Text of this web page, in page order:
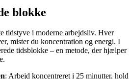
blokke
tidstyve i moderne arbejdsliv. Hver
mister du koncentration og energi. I
tidsblokke – en metode, der hjælper
: Arbejd koncentreret i 25 minutter, hold